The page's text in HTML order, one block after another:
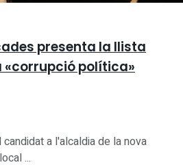
presenta la llista
«corrupció política»
a l'alcaldia de la nova
...